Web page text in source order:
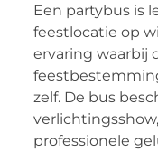
Een partybus is
feestlocatie op
ervaring waarbij
zelf. De bus
professionele